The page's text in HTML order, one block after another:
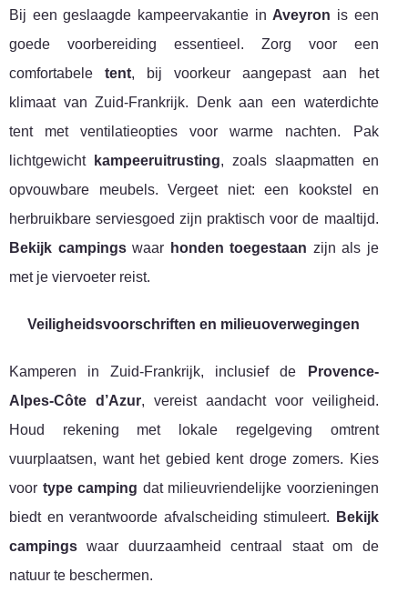
Bij een geslaagde kampeervakantie in Aveyron is een
goede voorbereiding essentieel. Zorg voor een
comfortabele tent, bij voorkeur aangepast aan het
klimaat van Zuid-Frankrijk. Denk aan een waterdichte
tent met ventilatieopties voor warme nachten. Pak
lichtgewicht
kampeeruitrusting, zoals slaapmatten en
opvouwbare meubels. Vergeet niet: een kookstel en
herbruikbare serviesgoed zijn praktisch voor de maaltijd.
Bekijk campingswaar honden toegestaan zijn als je
met je viervoeter reist.
Veiligheidsvoorschriften en milieuoverwegingen
Kamperen in Zuid-Frankrijk, inclusief de
Provence-
Alpes-Côte d’Azur, vereist aandacht voor veiligheid.
Houd rekening met lokale regelgeving omtrent
vuurplaatsen, want het gebied kent droge zomers. Kies
voor type camping dat milieuvriendelijke voorzieningen
biedt en verantwoorde afvalscheiding stimuleert.
Bekijk
campings waar duurzaamheid centraal staat om de
natuur te beschermen.